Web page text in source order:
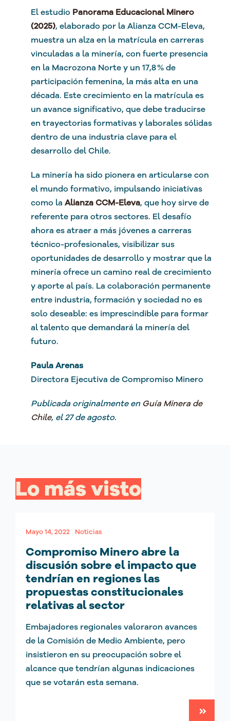
El estudio Panorama Educacional Minero
(2025), elaborado por la Alianza CCM-Eleva,
muestra un alza en la matrícula en carreras
vinculadas a la minería, con fuerte presencia
en la Macrozona Norte y un 17,8 % de
participación femenina, la más alta en una
década. Este crecimiento en la matrícula es
un avance significativo, que debe traducirse
en trayectorias formativas y laborales sólidas
dentro de una industria clave para el
desarrollo del Chile.
La minería ha sido pionera en articularse con
el mundo formativo, impulsando iniciativas
como la Alianza CCM-Eleva, que hoy sirve de
referente para otros sectores. El desafío
ahora es atraer a más jóvenes a carreras
técnico-profesionales, visibilizar sus
oportunidades de desarrollo y mostrar que la
minería ofrece un camino real de crecimiento
y aporte al país. La colaboración permanente
entre industria, formación y sociedad no es
solo deseable: es imprescindible para formar
al talento que demandará la minería del
futuro.
Paula Arenas
Directora Ejecutiva de Compromiso Minero
Publicada originalmente en Guía Minera de
Chile, el 27 de agosto.
Lo más visto
Mayo 14, 2022 Noticias
Compromiso Minero abre la
discusión sobre el impacto que
tendrían en regiones las
propuestas constitucionales
relativas al sector
Embajadores regionales valoraron avances
de la Comisión de Medio Ambiente, pero
insistieron en su preocupación sobre el
alcance que tendrían algunas indicaciones
que se votarán esta semana.